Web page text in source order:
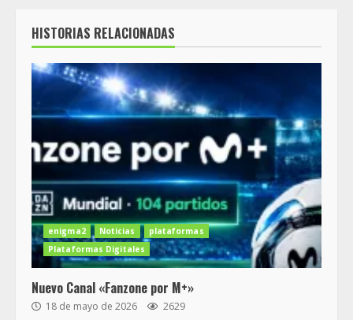
HISTORIAS RELACIONADAS
enigma2 Noticias
plataformas
Plataformas Digitales
Nuevo Canal «Fanzone por M+»
18 de mayo de 2026 2629